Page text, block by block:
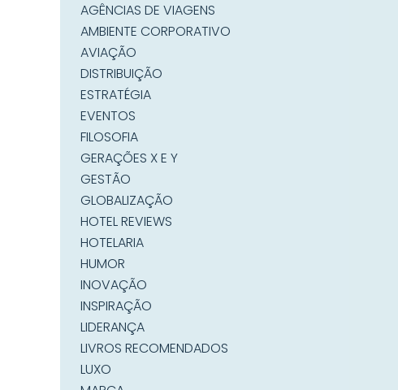
AGÊNCIAS DE VIAGENS
AMBIENTE CORPORATIVO
AVIAÇÃO
DISTRIBUIÇÃO
ESTRATÉGIA
EVENTOS
FILOSOFIA
GERAÇÕES X E Y
GESTÃO
GLOBALIZAÇÃO
HOTEL REVIEWS
HOTELARIA
HUMOR
INOVAÇÃO
INSPIRAÇÃO
LIDERANÇA
LIVROS RECOMENDADOS
LUXO